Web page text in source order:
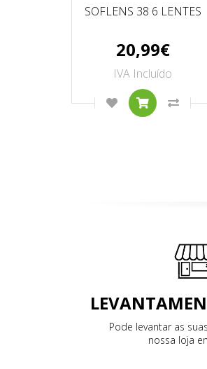
SOFLENS 38 6 LENTES
20,99€
IVA Incluído
ADICIONAR À
COMPRAR
Pode levantar as
nossa loja